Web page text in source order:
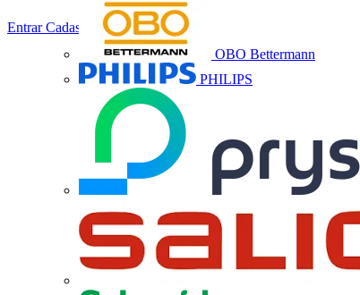
OBO Bettermann
PHILIPS
EntrarCadastrar